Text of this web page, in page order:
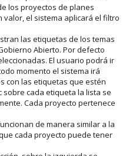
los proyectos de planes
valor, el sistema aplicará el filtro
las etiquetas de los temas
Abierto. Por defecto
El usuario podrá ir
momento el sistema irá
con las etiquetas que estén
sobre cada etiqueta la lista se
Cada proyecto pertenece
de manera similar a la
cada proyecto puede tener